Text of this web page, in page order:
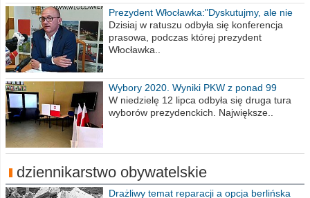
Prezydent Włocławka:"Dyskutujmy, ale nie
obrażajmy się”
Dzisiaj w ratuszu odbyła się konferencja
prasowa, podczas której prezydent
Włocławka..
Wybory 2020. Wyniki PKW z ponad 99
procent obwodów
W niedzielę 12 lipca odbyła się druga tura
wyborów prezydenckich. Największe..
dziennikarstwo obywatelskie
Drażliwy temat reparacji a opcja berlińska